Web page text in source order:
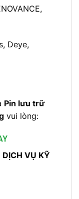
Deye,
Pin lưu trữ
vui lòng:
VỤ KỸ